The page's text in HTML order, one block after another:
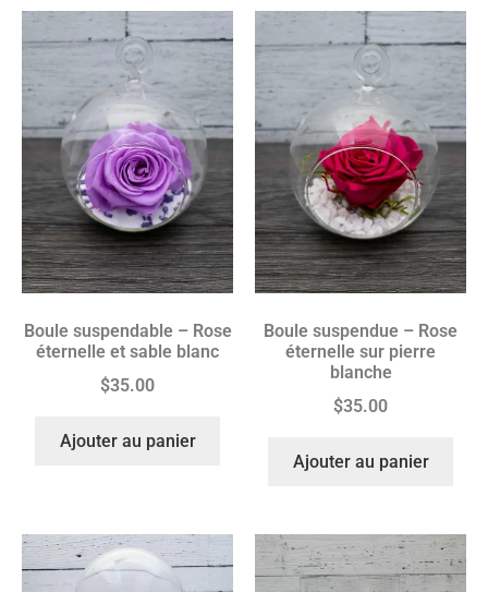
Boule suspendable – Rose
éternelle et sable blanc
$35.00
Ajouter au panier
Boule suspendue – Rose
éternelle sur pierre
blanche
$35.00
Ajouter au panier